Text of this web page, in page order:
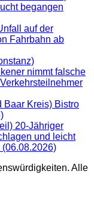
begangen
auf der
Fahrbahn ab
nimmt falsche
Baar Kreis) Bistro
20-Jähriger
und leicht
Alle